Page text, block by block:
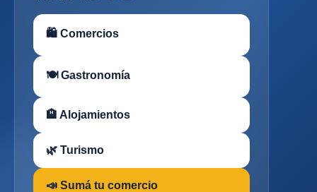
🛍 Comercios
🍽 Gastronomía
🏨 Alojamientos
🌿 Turismo
📣 Sumá tu comercio